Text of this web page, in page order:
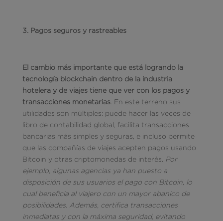
3. Pagos seguros y rastreables
El cambio más importante que está logrando la
tecnología blockchain dentro de la industria
hotelera y de viajes tiene que ver con los pagos y
transacciones monetarias. En este terreno sus
utilidades son múltiples: puede hacer las veces de
libro de contabilidad global, facilita transacciones
bancarias más simples y seguras, e incluso permite
que las compañías de viajes acepten pagos usando
Bitcoin y otras criptomonedas de interés.
Por
ejemplo, algunas agencias ya han puesto a
disposición de sus usuarios el pago con Bitcoin, lo
cual beneficia al viajero con un mayor abanico de
posibilidades. Además, certifica transacciones
inmediatas y con la máxima seguridad, evitando